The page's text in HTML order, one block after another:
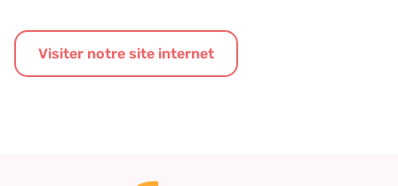
Visiter notre site internet